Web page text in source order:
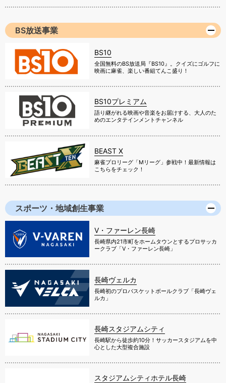
BS放送事業
BS10
全国無料のBS放送局『BS10』。クイズにゴルフに
映画に麻雀、楽しい番組てんこ盛り！
BS10プレミアム
語り継がれる映画や音楽をお届けする、大人のた
めのエンタテインメントチャンネル
BEAST X
麻雀プロリーグ「Mリーグ」参戦中！最新情報は
こちらをチェック！
スポーツ・地域創生事業
V・ファーレン長崎
長崎県内21市町をホームタウンとするプロサッカ
ークラブ「V・ファーレン長崎」
長崎ヴェルカ
長崎初のプロバスケットボールクラブ「長崎ヴェ
ルカ」
長崎スタジアムシティ
長崎駅から徒歩約10分！サッカースタジアムを中
心とした大型複合施設
スタジアムシティホテル長崎